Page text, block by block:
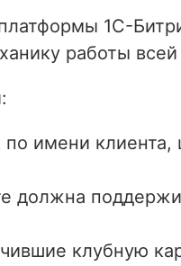
1С-
работы
имени
должна
клубную